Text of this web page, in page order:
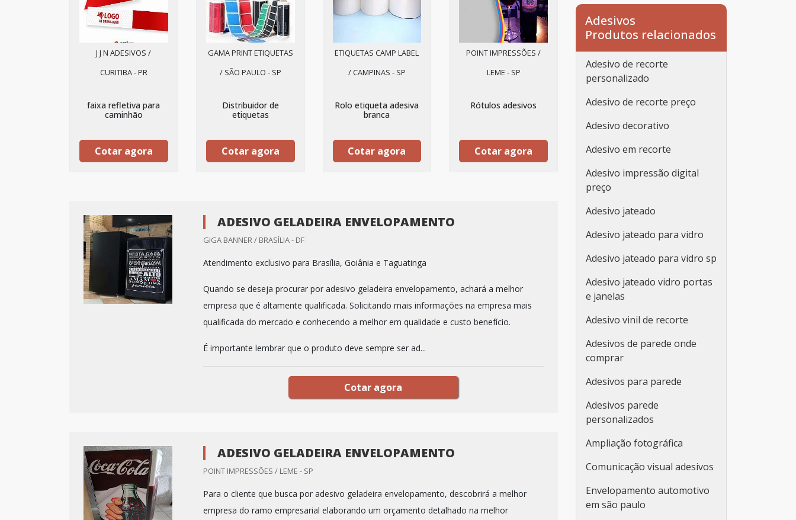
J J N ADESIVOS /
CURITIBA - PR
faixa refletiva para
caminhão
Cotar agora
GAMA PRINT ETIQUETAS
/ SÃO PAULO - SP
Distribuidor de
etiquetas
Cotar agora
ETIQUETAS CAMP LABEL
/ CAMPINAS - SP
Rolo etiqueta adesiva
branca
Cotar agora
POINT IMPRESSÕES /
LEME - SP
Rótulos adesivos
Cotar agora
ADESIVO GELADEIRA ENVELOPAMENTO
GIGA BANNER / BRASÍLIA - DF
Atendimento exclusivo para Brasília, Goiânia e Taguatinga
Quando se deseja procurar por adesivo geladeira envelopamento, achará a melhor
empresa que é altamente qualificada. Solicitando mais informações na empresa mais
qualificada do mercado e conhecendo a melhor em qualidade e custo benefício.
É importante lembrar que o produto deve sempre ser ad...
Cotar agora
ADESIVO GELADEIRA ENVELOPAMENTO
POINT IMPRESSÕES / LEME - SP
Para o cliente que busca por adesivo geladeira envelopamento, descobrirá a melhor
empresa do ramo empresarial elaborando um orçamento detalhado na melhor
Adesivos
Produtos relacionados
Adesivo de recorte
personalizado
Adesivo de recorte preço
Adesivo decorativo
Adesivo em recorte
Adesivo impressão digital
preço
Adesivo jateado
Adesivo jateado para vidro
Adesivo jateado para vidro sp
Adesivo jateado vidro portas
e janelas
Adesivo vinil de recorte
Adesivos de parede onde
comprar
Adesivos para parede
Adesivos parede
personalizados
Ampliação fotográfica
Comunicação visual adesivos
Envelopamento automotivo
em são paulo